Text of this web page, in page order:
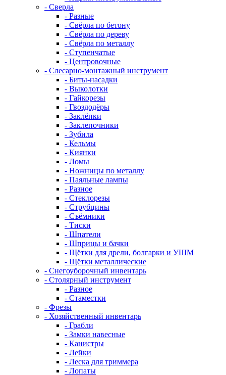
- Сверла
- Разные
- Свёрла по бетону
- Свёрла по дереву
- Свёрла по металлу
- Ступенчатые
- Центровочные
- Слесарно-монтажный инструмент
- Биты-насадки
- Выколотки
- Гайкорезы
- Гвоздодёры
- Заклёпки
- Заклепочники
- Зубила
- Кельмы
- Киянки
- Ломы
- Ножницы по металлу
- Паяльные лампы
- Разное
- Стеклорезы
- Струбцины
- Съёмники
- Тиски
- Шпатели
- Шприцы и бачки
- Щётки для дрели, болгарки и УШМ
- Щётки металлические
- Снегоуборочный инвентарь
- Столярный инструмент
- Разное
- Стаместки
- Фрезы
- Хозяйственный инвентарь
- Грабли
- Замки навесные
- Канистры
- Лейки
- Леска для триммера
- Лопаты